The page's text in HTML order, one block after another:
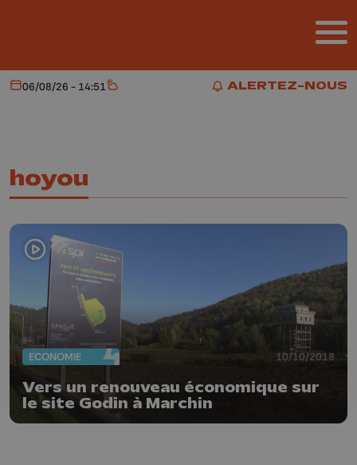
ALERTEZ-NOUS
ALERTEZ-NOUS
Aujourd'hui
06/08/26 - 14:51 Météo
hoyou
ECONOMIE 10/10/2018
Vers un renouveau économique sur
le site Godin à Marchin